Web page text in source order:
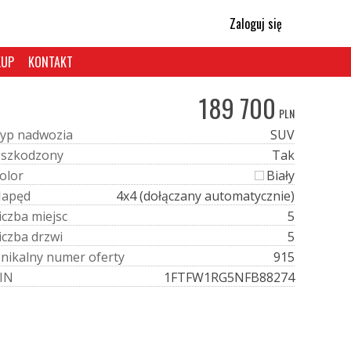
Zaloguj się
KONTAKT
189 700 PLN
yp nadwozia
SUV
szkodzony
Tak
olor
Biały
apęd
4x4 (dołączany automatycznie)
iczba miejsc
5
iczba drzwi
5
nikalny numeroferty
915
IN 1FTFW1RG5NFB88274